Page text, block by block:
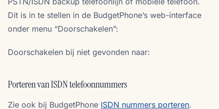
Dit is in te stellen in de BudgetPhone’s web-interface
onder menu “Doorschakelen”:
Doorschakelen bij niet gevonden naar:
Porteren van ISDN telefoonnummers
Zie ook bij BudgetPhone ISDN nummers porteren.